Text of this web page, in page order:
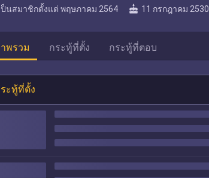
ป็นสมาชิกตั้งแต่ พฤษภาคม 2564 cake 11 กรกฎาคม 2530
พรวม กระทู้ที่ตั้ง กระทู้ที่ตอบ
ะทู้ที่ตั้ง